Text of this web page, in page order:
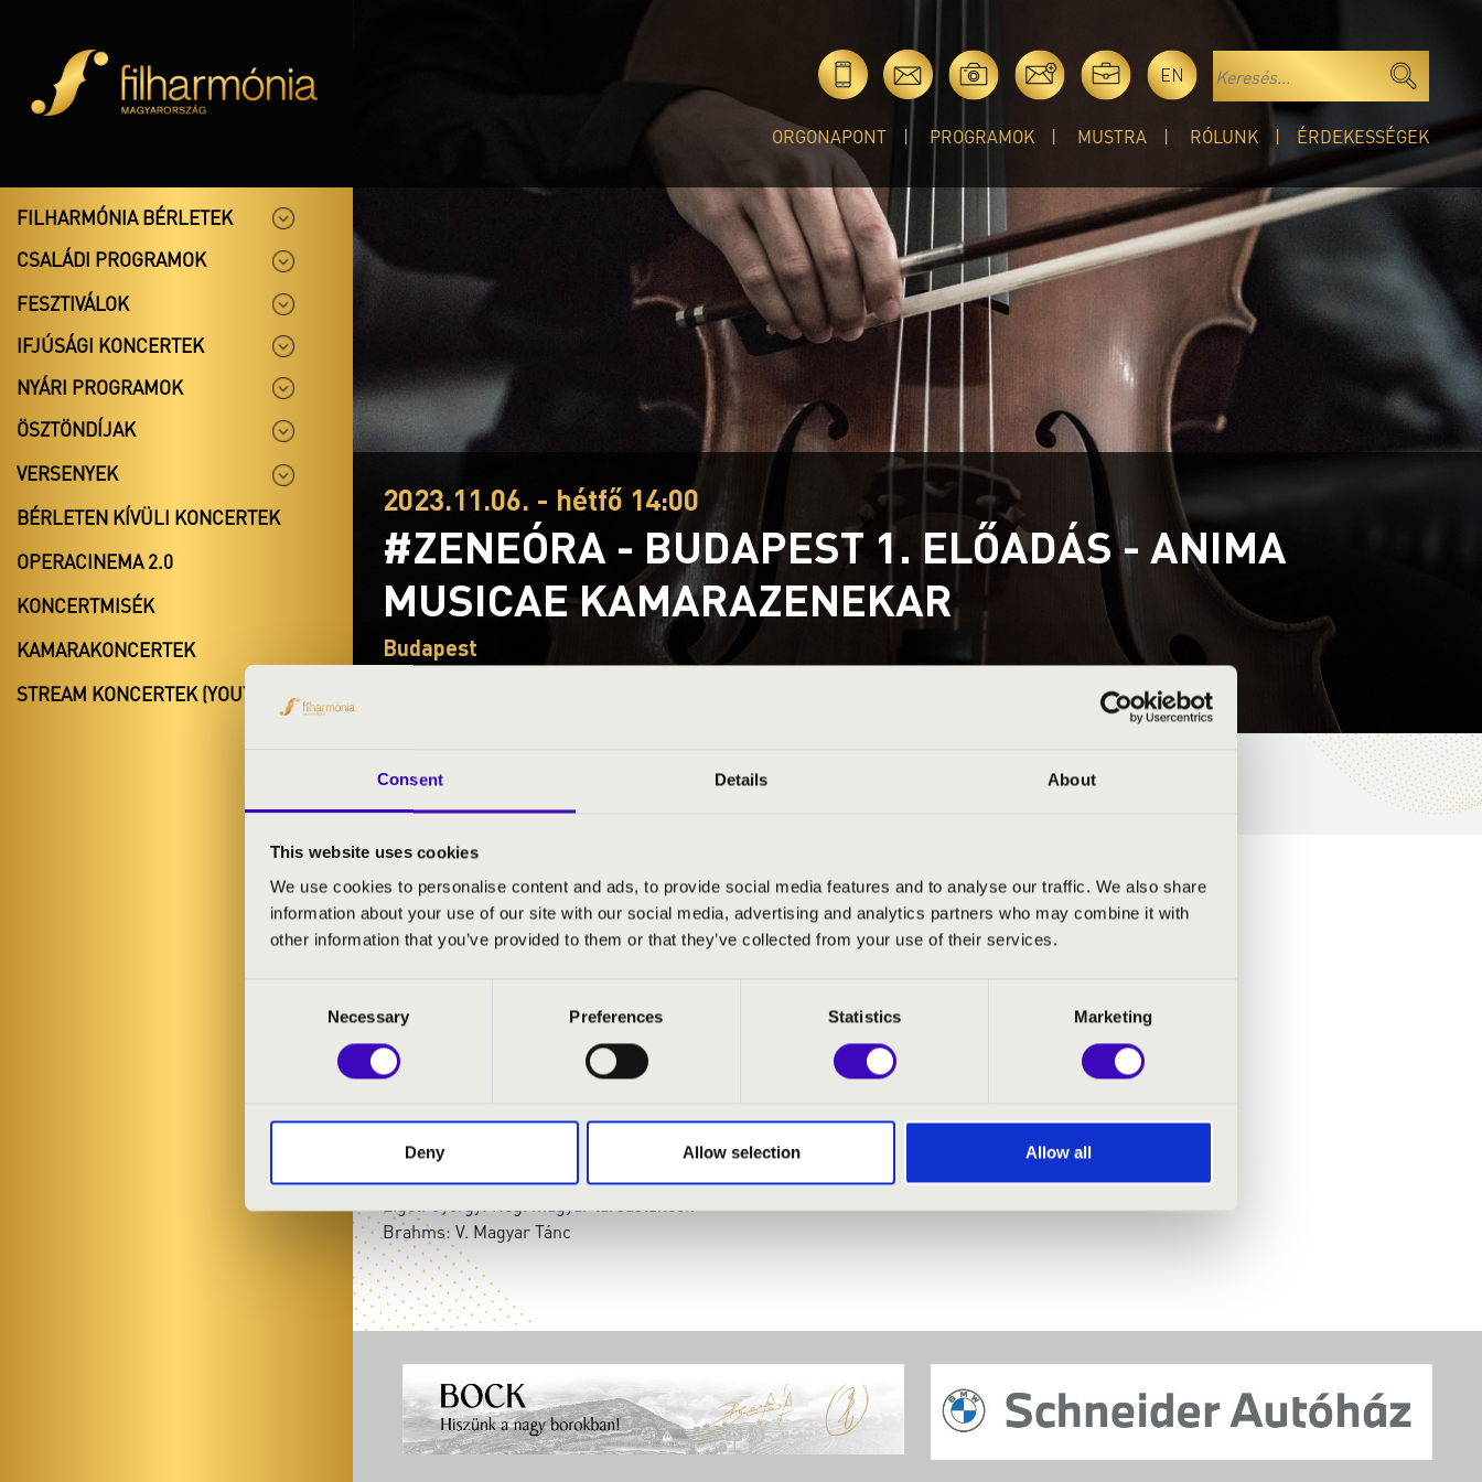
Consent Details About
This website uses cookies
We use cookies to personalise content and ads, to provide social media features and to analyse our traffic. We also share
information about your use of our site with our social media, advertising and analytics partners who may combine it with
other information that you’ve provided to them or that they’ve collected from your use of their services.
Necessary Preferences Statistics Marketing
Deny Allow selection Allow all
EN
ORGONAPONT PROGRAMOK MUSTRA RÓLUNK ÉRDEKESSÉGEK
FILHARMÓNIA BÉRLETEK
CSALÁDI PROGRAMOK
FESZTIVÁLOK
IFJÚSÁGI KONCERTEK
NYÁRI PROGRAMOK
ÖSZTÖNDÍJAK
VERSENYEK
BÉRLETEN KÍVÜLI KONCERTEK
OPERACINEMA 2.0
KONCERTMISÉK
KAMARAKONCERTEK
STREAM KONCERTEK (YOUTUBE)
2023.11.06. - hétfő 14:00
#ZENEÓRA - BUDAPEST 1. ELŐADÁS - ANIMA
MUSICAE KAMARAZENEKAR
Budapest
BÉRLET- ÉS JEGYÁRAK
TÁNCOK, NÉPSZERŰ SLÁGEREK MAGYAR KÖNTÖSBEN!
ELŐADÓK:
MŰSOR:
Weiner Leó: Divertimento - Csárdás, Rókatánc
Bartók Béla: Román Népi táncok
Veress Sándor: 4 erdélyi táncból - Dobbantós
Ligeti György: Régi magyar társastáncok
Brahms: V. Magyar Tánc